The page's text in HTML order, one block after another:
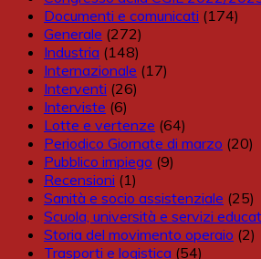
Documenti e comunicati (174)
Generale (272)
Industria (148)
Internazionale (17)
Interventi (26)
Interviste (6)
Lotte e vertenze (64)
Periodico Giornate di marzo (20)
Pubblico impiego (9)
Recensioni (1)
Sanità e socio assistenziale (25)
Scuola, università e servizi
Storia del movimento operaio (2)
Trasporti e logistica (54)